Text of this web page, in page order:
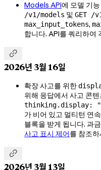
Models API에 모델 기
/v1/models 및 GET /
max_input_tokens,
합니다. API를 쿼리하여

2026년 3월 16일
확장 사고를 위한
위해 응답에서 사고 콘
thinking.display:
가 비어 있고 멀티턴 연
블록을 받게 됩니다. 과
사고 표시 제어를 참조하

2026년 3월 13일